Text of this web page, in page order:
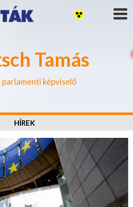
Tamás
parlamenti képviselő
HÍREK